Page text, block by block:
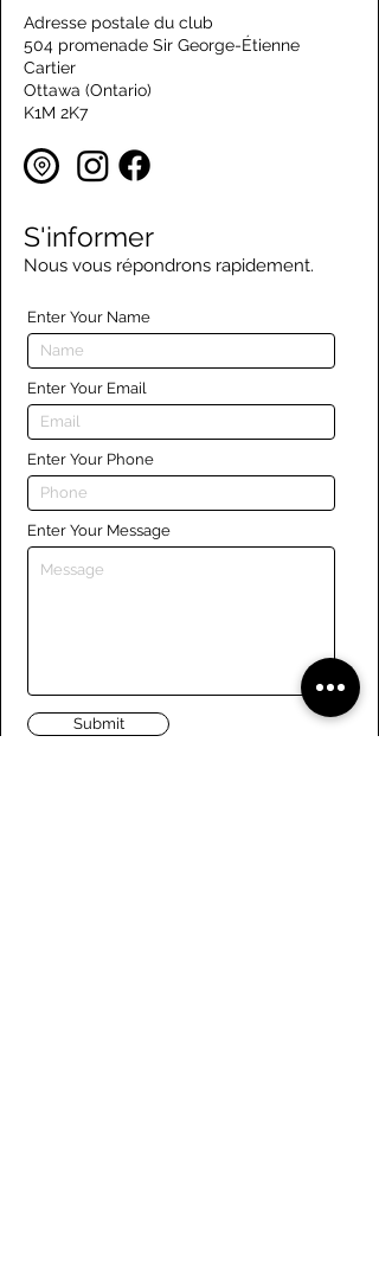
Adresse postale du club
504 promenade Sir George-Étienne
Cartier
Ottawa (Ontario)
K1M 2K7
S'informer
Nous vous répondrons rapidement.
Enter Your Name
Enter Your Email
Enter Your Phone
Enter Your Message
Submit